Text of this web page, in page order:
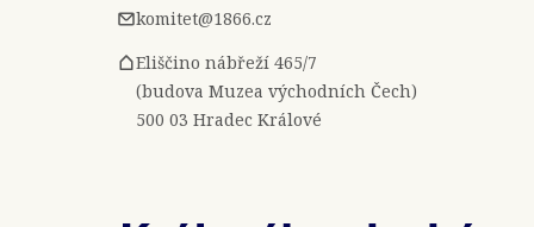
komitet@1866.cz
Eliščino nábřeží 465/7
(budova Muzea východních Čech)
500 03 Hradec Králové